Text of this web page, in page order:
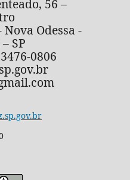
56 –
Nova Odessa -
SP
0806